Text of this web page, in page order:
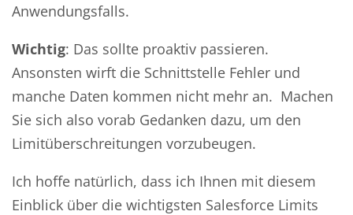
Anwendungsfalls.
Wichtig: Das sollte proaktiv passieren.
Ansonsten wirft die Schnittstelle Fehler und
manche Daten kommen nicht mehr an. Machen
Sie sich also vorab Gedanken dazu, um den
Limitüberschreitungen vorzubeugen.
Ich hoffe natürlich, dass ich Ihnen mit diesem
Einblick über die wichtigsten Salesforce Limits